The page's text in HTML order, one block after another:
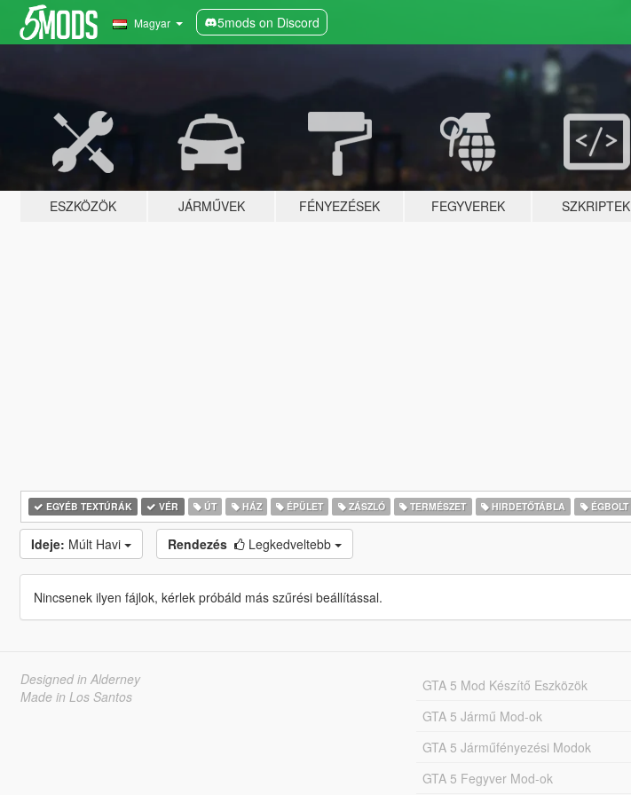
Magyar 5mods on Discord
ESZKÖZÖK JÁRMŰVEK FÉNYEZÉSEK FEGYVEREK SZKRIPTEK
EGYÉB TEXTÚRÁK VÉR ÚT HÁZ ÉPÜLET ZÁSZLÓ TERMÉSZET HIRDETŐTÁBLA ÉGBOLT
Ideje: Múlt Havi Rendezés Legkedveltebb
Nincsenek ilyen fájlok, kérlek próbáld más szűrési beállítással.
Designed in Alderney
Made in Los Santos
GTA 5 Mod Készítő Eszközök
GTA 5 Jármű Mod-ok
GTA 5 Járműfényezési Modok
GTA 5 Fegyver Mod-ok